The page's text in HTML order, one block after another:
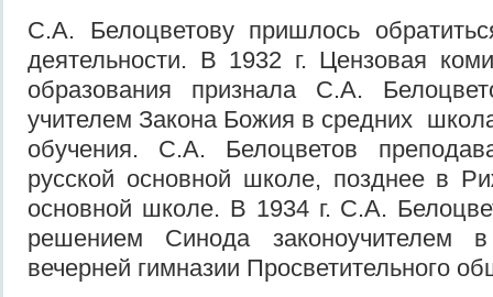
С.А. Белоцветову пришлось
деятельности. В 1932 г. Цензовая
образования признала С.А.
учителем Закона Божия в средних
обучения. С.А. Белоцветов
русской основной школе, позднее в
основной школе. В 1934 г. С.А.
решением Синода законоучителем
вечерней гимназии Просветительного